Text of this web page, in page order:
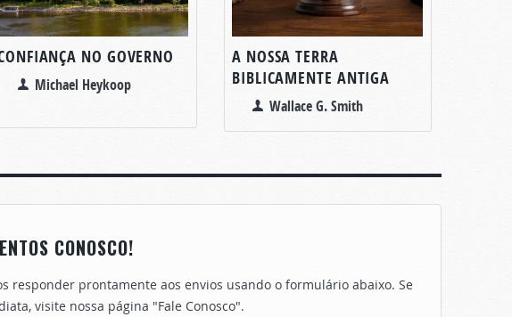
NO GOVERNO
Michael Heykoop
A NOSSA TERRA
BIBLICAMENTE ANTIGA
Wallace G. Smith
CONOSCO!
responder prontamente aos envios usando o formulário abaixo. Se
visite nossa página "Fale Conosco".